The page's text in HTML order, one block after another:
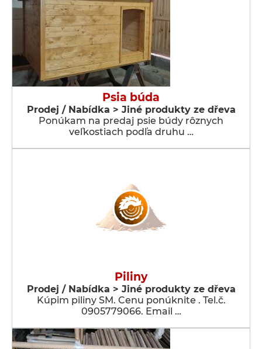
Psia búda
Prodej / Nabídka > Jiné produkty ze dřeva
Ponúkam na predaj psie búdy rôznych
veľkostiach podľa druhu …
Piliny
Prodej / Nabídka > Jiné produkty ze dřeva
Kúpim piliny SM. Cenu ponúknite . Tel.č.
0905779066. Email …